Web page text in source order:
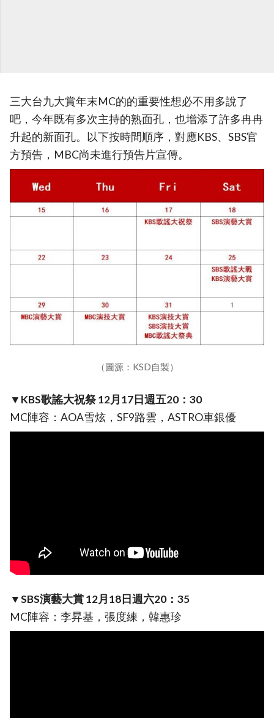
三大台九大賞年末MC的的重要性想必不用多說了
吧，今年既有多次主持的熟面孔，也增添了許多冉冉
升起的新面孔。以下按時間順序，對應KBS、SBS官
方預告，MBC尚未進行預告片宣傳。
（圖源：KSD自製）
▼KBS歌謠大祝祭 12月17日週五20：30
MC陣容：AOA雪炫，SF9路雲，ASTRO車銀優
▼SBS演藝大賞 12月18日週六20：35
MC陣容：李昇基，張度練，韓惠珍